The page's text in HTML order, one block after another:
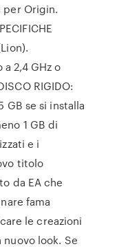
per Origin.
a 2,4 GHz o
RIGIDO:
GB se si installa
1 GB di
e i
titolo
da EA che
fama
le creazioni
look. Se